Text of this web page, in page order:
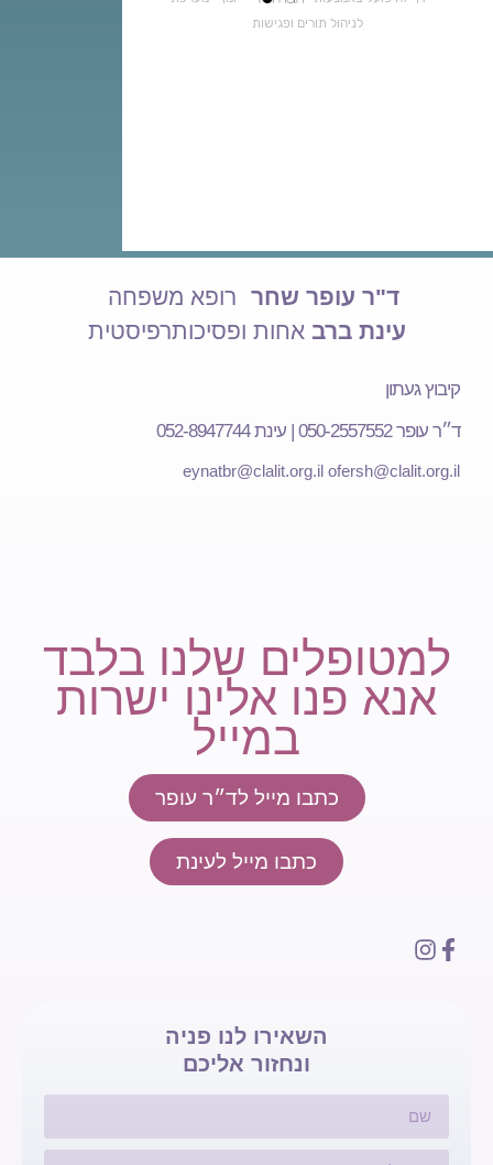
ד"ר עופר שחר רופא משפחה
עינת ברבאחות ופסיכותרפיסטית
קיבוץ געתון
ד״ר עופר 050-2557552 | עינת 052-8947744
ofersh@clalit.org.il
eynatbr@clalit.org.il
למטופלים שלנו בלבד
אנא פנו אלינו ישרות
במייל
כתבו מייל לד״ר עופר
כתבו מייל לעינת
השאירו לנו פניה
ונחזור אליכם